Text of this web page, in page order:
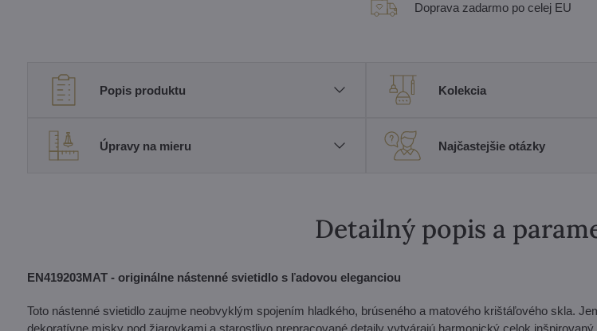
Doprava zadarmo po celej EU
Popis produktu Kolekcia
Úpravy na mieru Najčastejšie otázky
Detailný popis a
EN419203MAT - originálne nástenné svietidlo s ľadovou eleganciou
Toto nástenné svietidlo zaujme neobvyklým spojením hladkého, brúseného a matového krištáľového skla.
dekoratívne misky pod žiarovkami a starostlivo prepracované detaily vytvárajú harmonický celok